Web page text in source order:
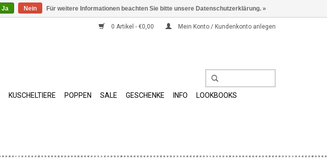
0 Artikel - €0,00 Mein Konto / Kundenkonto anlegen
KUSCHELTIERE POPPEN SALE GESCHENKE INFO
LOOKBOOKS
Ja Nein Für weitere Informationen beachten Sie bitte unsere Datenschutzerklärung. »